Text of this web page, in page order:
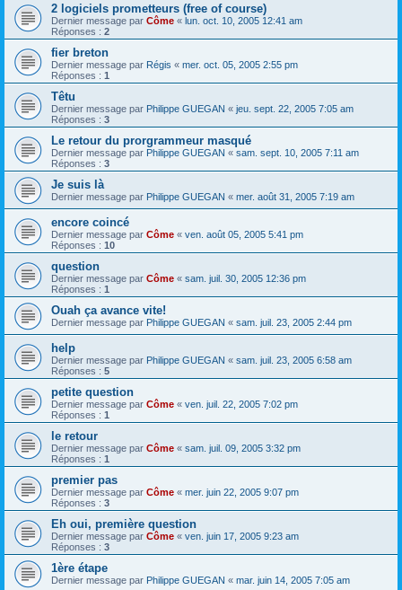
2 logiciels prometteurs (free of course)
Dernier message par Côme « lun. oct. 10, 2005 12:41 am
Réponses : 2
fier breton
Dernier message par Régis « mer. oct. 05, 2005 2:55 pm
Réponses : 1
Têtu
Dernier message par Philippe GUEGAN « jeu. sept. 22, 2005 7:05 am
Réponses : 3
Le retour du prorgrammeur masqué
Dernier message par Philippe GUEGAN « sam. sept. 10, 2005 7:11 am
Réponses : 3
Je suis là
Dernier message par Philippe GUEGAN « mer. août 31, 2005 7:19 am
encore coincé
Dernier message par Côme « ven. août 05, 2005 5:41 pm
Réponses : 10
question
Dernier message par Côme « sam. juil. 30, 2005 12:36 pm
Réponses : 1
Ouah ça avance vite!
Dernier message par Philippe GUEGAN « sam. juil. 23, 2005 2:44 pm
help
Dernier message par Philippe GUEGAN « sam. juil. 23, 2005 6:58 am
Réponses : 5
petite question
Dernier message par Côme « ven. juil. 22, 2005 7:02 pm
Réponses : 1
le retour
Dernier message par Côme « sam. juil. 09, 2005 3:32 pm
Réponses : 1
premier pas
Dernier message par Côme « mer. juin 22, 2005 9:07 pm
Réponses : 3
Eh oui, première question
Dernier message par Côme « ven. juin 17, 2005 9:23 am
Réponses : 3
1ère étape
Dernier message par Philippe GUEGAN « mar. juin 14, 2005 7:05 am